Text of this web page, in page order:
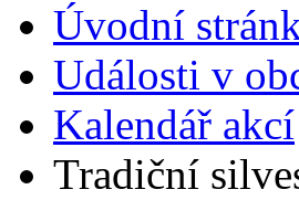
Úvodní
Události v
Kalendář akcí
Tradiční